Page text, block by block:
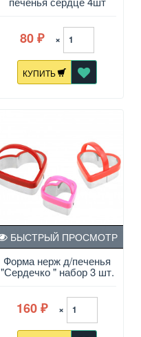
жесть
80 ₽ ×
КУПИТЬ
Форма нерж д/печенья
"Сердечко " набор 3 шт.
БЫСТРЫЙ ПРОСМОТР
160 ₽ ×